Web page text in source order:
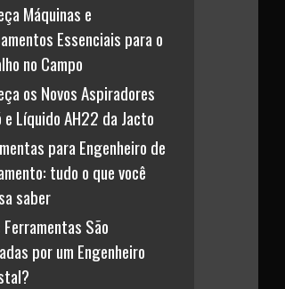
Máquinas e
Essenciais para o
no Campo
os Novos Aspiradores
e Líquido AH22 da Jacto
para Engenheiro de
tudo o que você
saber
Ferramentas São
por um Engenheiro